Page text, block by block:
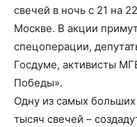
свечей в ночь с 21 на
Москве. В акции
спецоперации,
Госдуме, активисты
Победы».
Одну из самых
тысяч свечей –